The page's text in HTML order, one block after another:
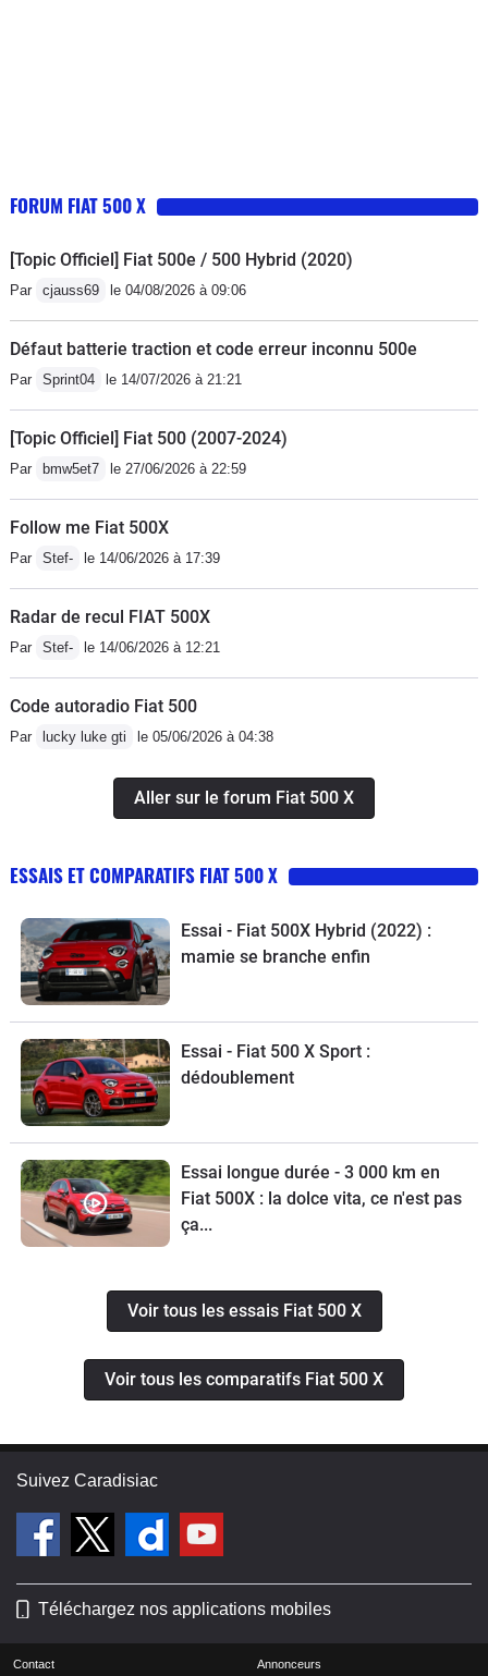
FORUM FIAT 500 X
[Topic Officiel] Fiat 500e / 500 Hybrid (2020)
Par cjauss69 le 04/08/2026 à 09:06
Défaut batterie traction et code erreur inconnu 500e
Par Sprint04 le 14/07/2026 à 21:21
[Topic Officiel] Fiat 500 (2007-2024)
Par bmw5et7 le 27/06/2026 à 22:59
Follow me Fiat 500X
Par Stef- le 14/06/2026 à 17:39
Radar de recul FIAT 500X
Par Stef- le 14/06/2026 à 12:21
Code autoradio Fiat 500
Par lucky luke gti le 05/06/2026 à 04:38
Aller sur le forum Fiat 500 X
ESSAIS ET COMPARATIFS FIAT 500 X
Essai - Fiat 500X Hybrid (2022) :
mamie se branche enfin
Essai - Fiat 500 X Sport :
dédoublement
Essai longue durée - 3 000 km en
Fiat 500X : la dolce vita, ce n'est pas
ça...
Voir tous les essais Fiat 500 X
Voir tous les comparatifs Fiat 500 X
Suivez Caradisiac
Téléchargez nos applications mobiles
Contact Annonceurs